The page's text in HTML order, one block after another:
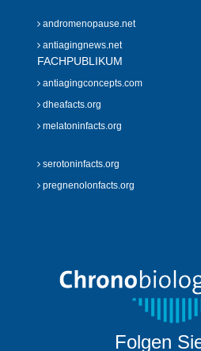
andromenopause.net
antiagingnews.net
FACHPUBLIKUM
antiagingconcepts.com
dheafacts.org
melatoninfacts.org
serotoninfacts.org
pregnenolonfacts.org
Folgen